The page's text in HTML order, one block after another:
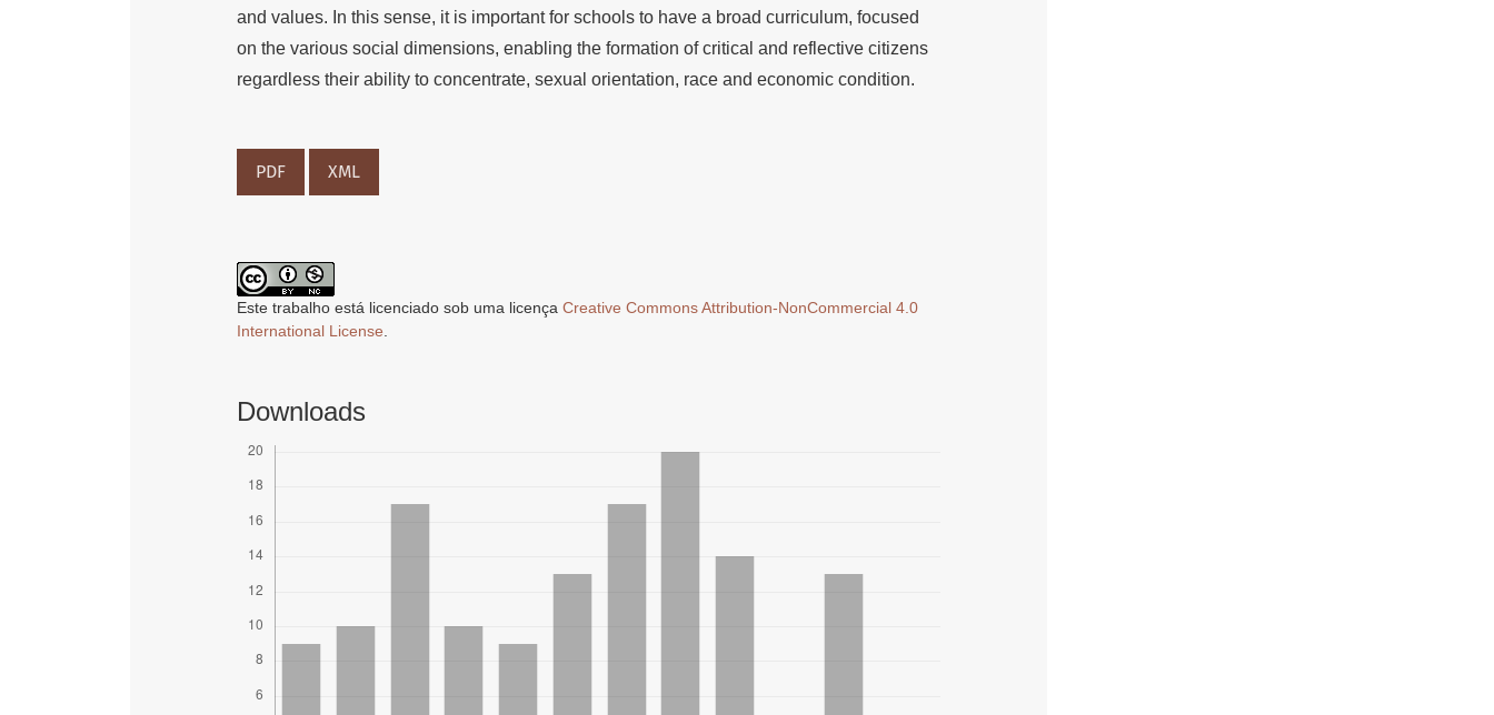
and values. In this sense, it is important for schools to have a broad curriculum, focused
on the various social dimensions, enabling the formation of critical and reflective citizens
regardless their ability to concentrate, sexual orientation, race and economic condition.
PDF XML
Este trabalho está licenciado sob uma licença Creative Commons Attribution-NonCommercial 4.0
International License
Downloads